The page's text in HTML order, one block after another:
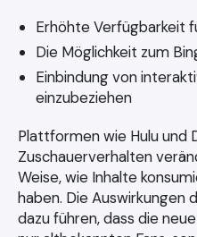
Erhöhte Verfügbarkeit
Die Möglichkeit zum
Einbindung von
einzubeziehen
Plattformen wie Hulu und
Zuschauerverhalten
Weise, wie Inhalte
haben. Die Auswirkungen
dazu führen, dass die